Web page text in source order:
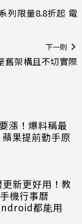
列限量8.8折起 電
下一則
舊架構且不切實際
漲！爆料稱最
果提前動手原
新更好用！教
機行事曆
都能用